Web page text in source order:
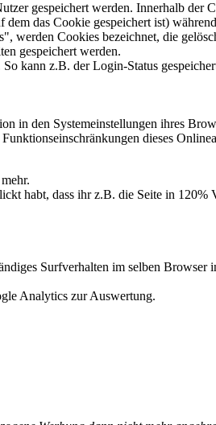
gespeichert werden. Innerhalb der
das Cookie gespeichert ist)
werden Cookies bezeichnet, die
gespeichert werden.
kann z.B. der Login-Status
in den Systemeinstellungen ihres
dieses
habt, dass ihr z.B. die Seite in 120%
Surfverhalten im selben Browser
Analytics zur Auswertung.